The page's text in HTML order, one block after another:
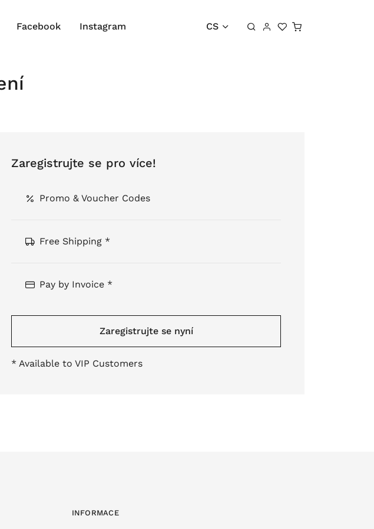
Košík
Facebook Instagram CS
Zaregistrujte se pro více!
Promo & Voucher Codes
Free Shipping *
Pay by Invoice *
Zaregistrujte se nyní
* Available to VIP Customers
INFORMACE